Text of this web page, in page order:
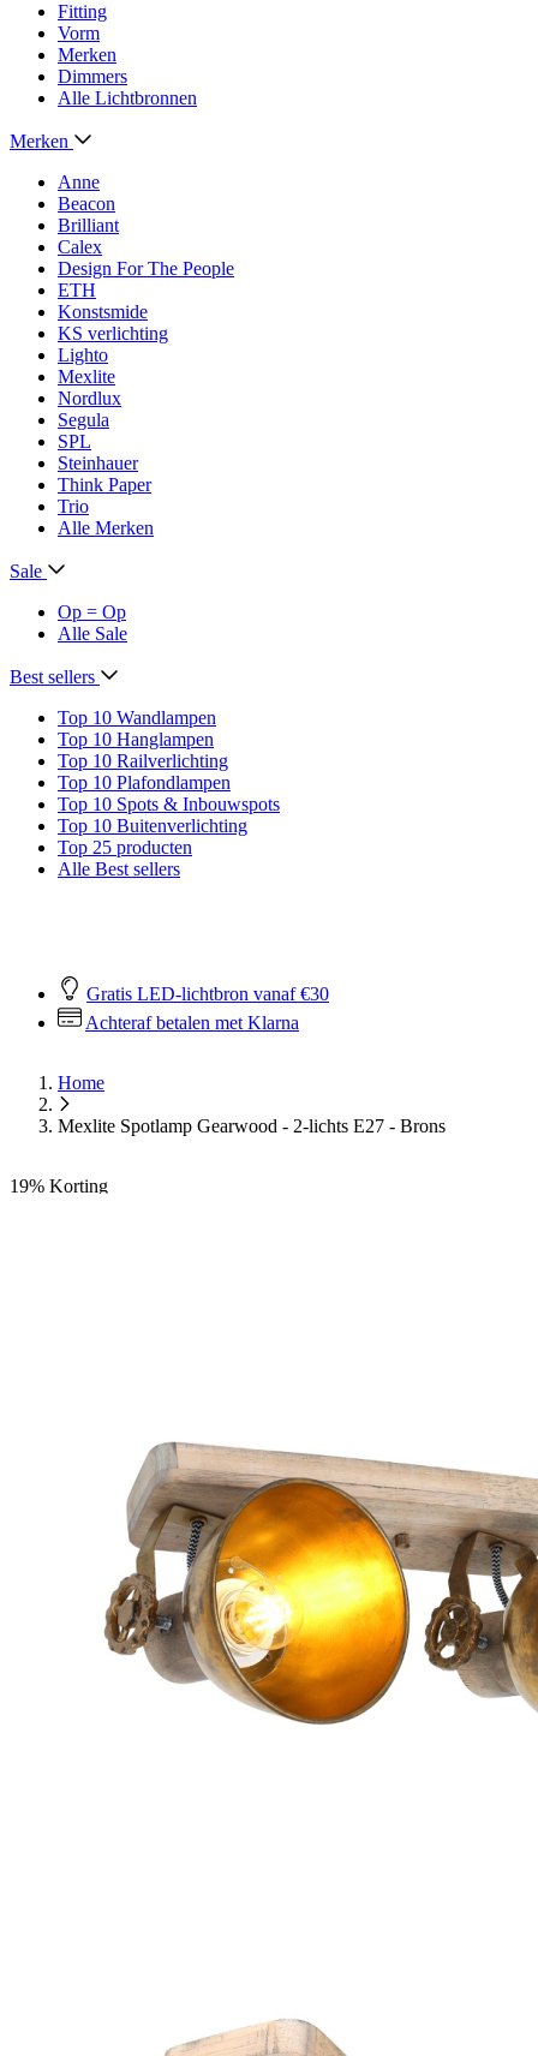
Fitting
Vorm
Merken
Dimmers
Alle Lichtbronnen
Merken
Anne
Beacon
Brilliant
Calex
Design For The People
ETH
Konstsmide
KS verlichting
Lighto
Mexlite
Nordlux
Segula
SPL
Steinhauer
Think Paper
Trio
Alle Merken
Sale
Op = Op
Alle Sale
Best sellers
Top 10 Wandlampen
Top 10 Hanglampen
Top 10 Railverlichting
Top 10 Plafondlampen
Top 10 Spots & Inbouwspots
Top 10 Buitenverlichting
Top 25 producten
Alle Best sellers
Gratis LED-lichtbron vanaf €30
Achteraf betalen met Klarna
Home
Mexlite Spotlamp Gearwood - 2-lichts E27 - Brons
19% Korting